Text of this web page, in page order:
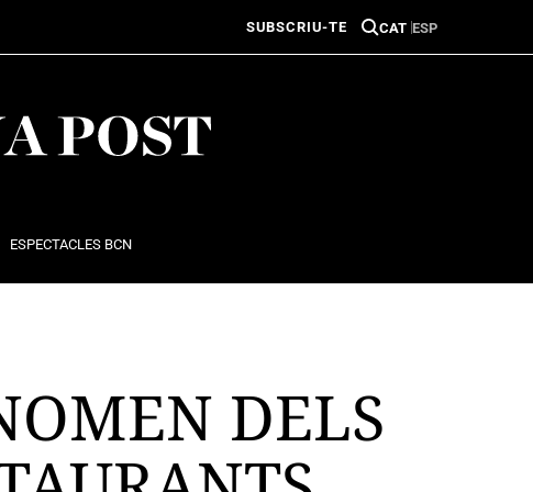
SUBSCRIU-TE CAT ESP
ESPECTACLES BCN
DELS